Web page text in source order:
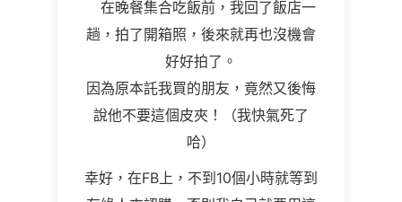
在晚餐集合吃飯前，我回了飯店一
趟，拍了開箱照，後來就再也沒機會
好好拍了。
因為原本託我買的朋友，竟然又後悔
說他不要這個皮夾！（我快氣死了
哈）
幸好，在FB上，不到10個小時就等到